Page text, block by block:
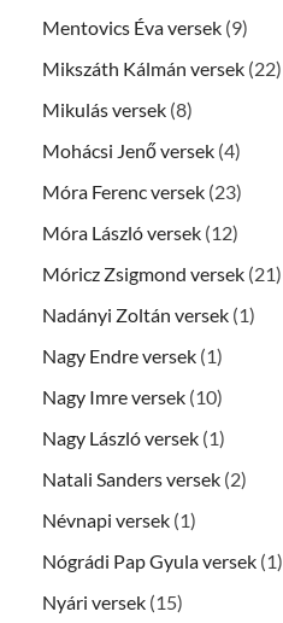
Mentovics Éva versek (9)
Mikszáth Kálmán versek (22)
Mikulás versek (8)
Mohácsi Jenő versek (4)
Móra Ferenc versek (23)
Móra László versek (12)
Móricz Zsigmond versek (21)
Nadányi Zoltán versek (1)
Nagy Endre versek (1)
Nagy Imre versek (10)
Nagy László versek (1)
Natali Sanders versek (2)
Névnapi versek (1)
Nógrádi Pap Gyula versek (1)
Nyári versek (15)